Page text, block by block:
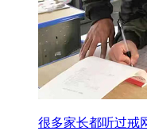
很多家长都听过戒